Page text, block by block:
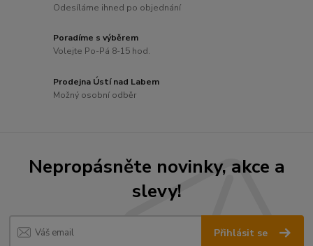
Odesíláme ihned po objednání
Poradíme s výběrem
Volejte Po-Pá 8-15 hod.
Prodejna Ústí nad Labem
Možný osobní odběr
Nepropásněte novinky, akce a
slevy!
Přihlásit se